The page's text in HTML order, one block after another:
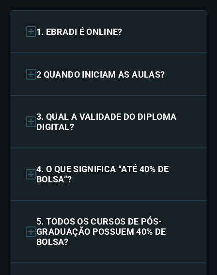
1. EBRADI É ONLINE?
2 QUANDO INICIAM AS AULAS?
3. QUAL A VALIDADE DO DIPLOMA
DIGITAL?
4. O QUE SIGNIFICA “ATÉ 40% DE
BOLSA”?
5. TODOS OS CURSOS DE PÓS-
GRADUAÇÃO POSSUEM 40% DE
BOLSA?